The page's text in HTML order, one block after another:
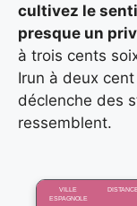
cultivez le
presque un
à trois cents
Irun à deux
déclenche des
ressemblent.
VILLE
ESPAGNOLE